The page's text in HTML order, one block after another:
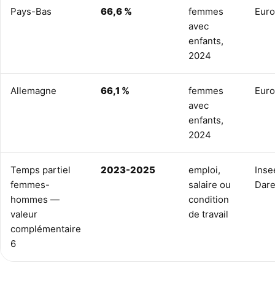
Pays-Bas 66,6 %
femmes
avec
enfants,
2024
Allemagne 66,1 %
femmes
avec
enfants,
2024
Temps partiel
femmes-
hommes —
valeur
complémentaire
6
2023-2025
emploi,
salaire ou
condition
de travail